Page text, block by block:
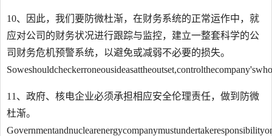
10、因此，我们要防微杜渐，在财务系统的正常运作中，就
应对公司的财务状况进行跟踪与监控，建立一整套科学的公
司财务危机预警系统，以避免或减弱不必要的损失。
11、政府、核电企业必须承担相应安全伦理责任，做到防微
杜渐。